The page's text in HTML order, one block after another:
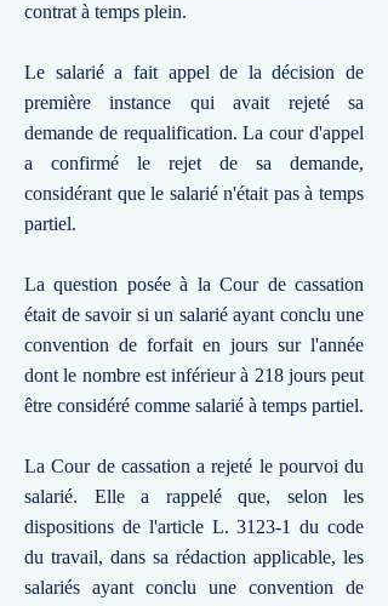
contrat à temps plein.
Le salarié a fait appel de la décision de
première instance qui avait rejeté sa
demande de requalification. La cour d'appel
a confirmé le rejet de sa demande,
considérant que le salarié n'était pas à temps
partiel.
La question posée à la Cour de cassation
était de savoir si un salarié ayant conclu une
convention de forfait en jours sur l'année
dont le nombre est inférieur à 218 jours peut
être considéré comme salarié à temps partiel.
La Cour de cassation a rejeté le pourvoi du
salarié. Elle a rappelé que, selon les
dispositions de l'article L. 3123-1 du code
du travail, dans sa rédaction applicable, les
salariés ayant conclu une convention de